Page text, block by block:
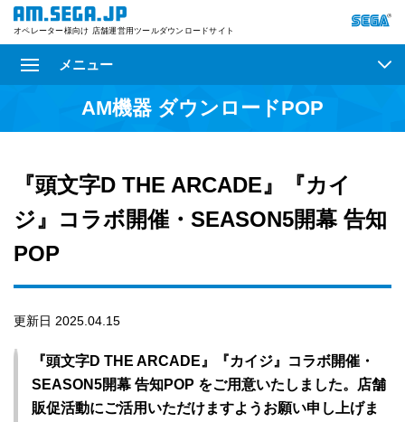
オペレーター様向け 店舗運営用ツールダウンロードサイト
メニュー
AM機器 ダウンロードPOP
『頭文字D THE ARCADE』『カイ
ジ』コラボ開催・SEASON5開幕 告知
POP
更新日 2025.04.15
『頭文字D THE ARCADE』『カイジ』コラボ開催・
SEASON5開幕 告知POP をご用意いたしました。店舗
販促活動にご活用いただけますようお願い申し上げま